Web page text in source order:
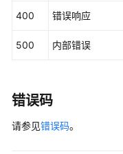
使
理
权
400 错误响应
500 内部错误
错误码
请参见错误码。